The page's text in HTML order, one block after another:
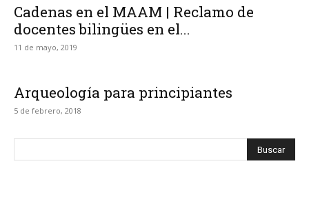
Cadenas en el MAAM | Reclamo de
docentes bilingües en el...
11 de mayo, 2019
Arqueología para principiantes
5 de febrero, 2018